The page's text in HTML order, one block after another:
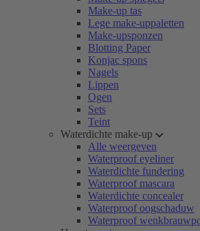
Make-up tas
Lege make-uppaletten
Make-upsponzen
Blotting Paper
Konjac spons
Nagels
Lippen
Ogen
Sets
Teint
Waterdichte make-up
Alle weergeven
Waterproof eyeliner
Waterdichte fundering
Waterproof mascara
Waterdichte concealer
Waterproof oogschaduw
Waterproof